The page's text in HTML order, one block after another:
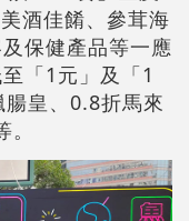
酒佳餚、參茸海
保健產品等一應
「1元」及「1
皇、0.8折馬來